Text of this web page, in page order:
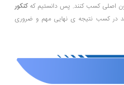
اصلی کسب کنند. پس دانستیم کهکنکور
در کسب نتیجه ی نهایی مهم و ضروری